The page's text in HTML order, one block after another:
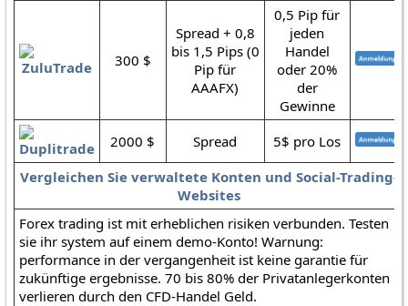
300 $
Spread + 0,8
bis 1,5 Pips (0
Pip für
AAAFX)
0,5 Pip für
jeden
Handel
oder 20%
der
Gewinne
2000 $
Spread
5$ pro Los
Vergleichen Sie verwaltete Konten und Social-Trading-
Websites
Forex trading ist mit erheblichen risiken verbunden. Testen
sie ihr system auf einem demo-Konto! Warnung:
performance in der vergangenheit ist keine garantie für
zukünftige ergebnisse. 70 bis 80% der Privatanlegerkonten
verlieren durch den CFD-Handel Geld.